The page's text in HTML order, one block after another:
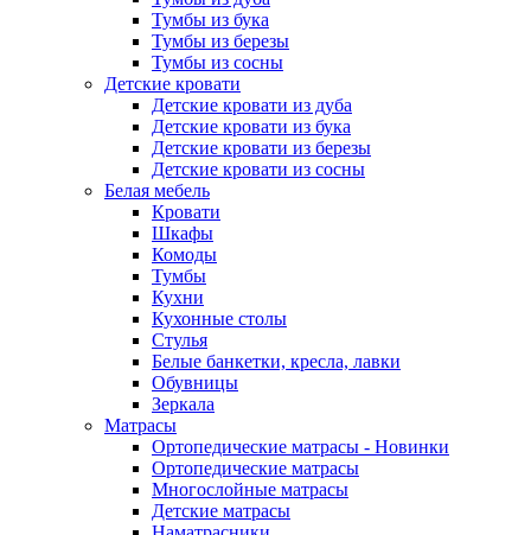
Тумбы из бука
Тумбы из березы
Тумбы из сосны
Детские кровати
Детские кровати из дуба
Детские кровати из бука
Детские кровати из березы
Детские кровати из сосны
Белая мебель
Кровати
Шкафы
Комоды
Тумбы
Кухни
Кухонные столы
Стулья
Белые банкетки, кресла, лавки
Обувницы
Зеркала
Матрасы
Ортопедические матрасы - Новинки
Ортопедические матрасы
Многослойные матрасы
Детские матрасы